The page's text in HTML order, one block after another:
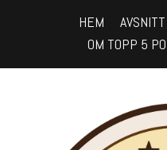
HEM AVSNITT
OM TOPP 5